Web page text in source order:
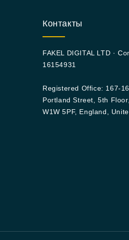
Контакты
FAKEL DIGITAL LTD ·
16154931
Registered Office: 167-
Portland Street, 5th
W1W 5PF, England,